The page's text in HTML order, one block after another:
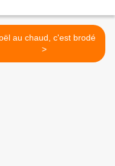
au chaud, c'est brodé
>